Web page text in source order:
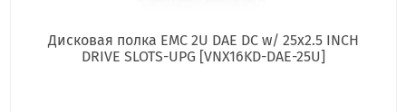
Дисковая полка EMC 2U DAE DC w/ 25x2.5 INCH
DRIVE SLOTS-UPG [VNX16KD-DAE-25U]